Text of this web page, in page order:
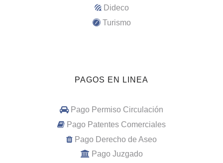
Dideco
Turismo
PAGOS EN LINEA
Pago Permiso Circulación
Pago Patentes Comerciales
Pago Derecho de Aseo
Pago Juzgado